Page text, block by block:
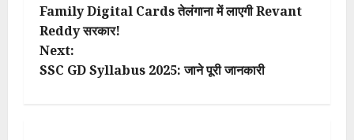
o
s
Family Digital Cards तेलंगाना में लाएगी Revant
Reddy सरकार!
Next:
SSC GD Syllabus 2025: जाने पूरी जानकारी